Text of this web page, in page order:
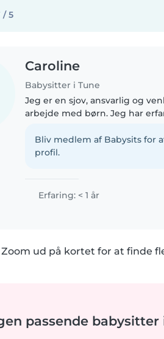
/ 5
Caroline
Babysitter i Tune
Jeg er en sjov, ansvarlig og
arbejde med børn. Jeg har
børn med ADHD og autisme...
Bliv medlem af Babysits for
profil.
Erfaring: < 1 år
Zoom ud på kortet for at finde
passende babysitter